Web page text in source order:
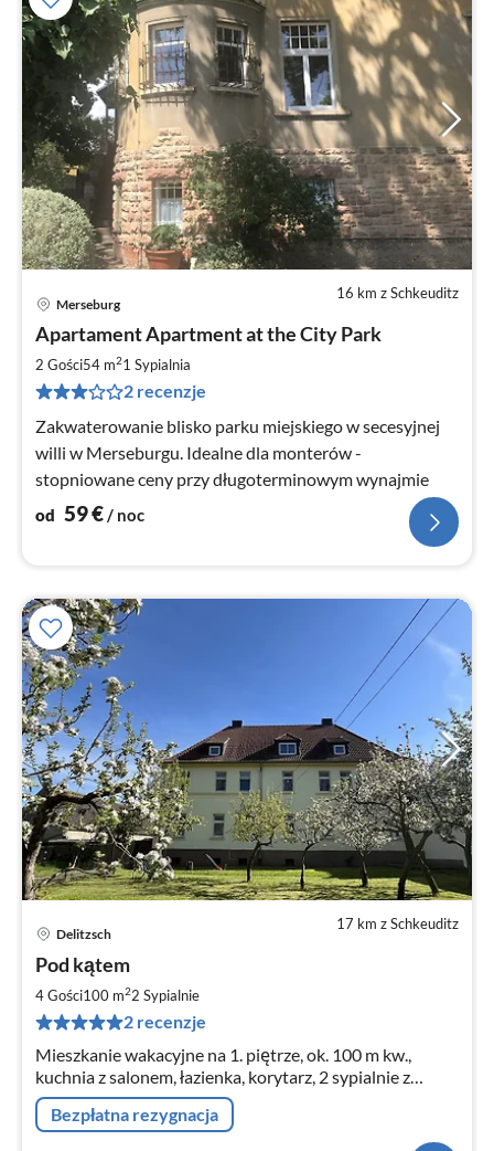
16 km z Schkeuditz
Merseburg
Apartament Apartment at the City Park
2 Gości54 m21 Sypialnia
2 recenzje
Zakwaterowanie blisko parku miejskiego w secesyjnej
willi w Merseburgu. Idealne dla monterów -
stopniowane ceny przy długoterminowym wynajmie
od 59€/ noc
17 km z Schkeuditz
Delitzsch
Pod kątem
4 Gości100 m22 Sypialnie
2 recenzje
Mieszkanie wakacyjne na 1. piętrze, ok. 100 m kw.,
kuchnia z salonem, łazienka, korytarz, 2 sypialnie z
miejscem dla 4 osób, możliwość dostawki, taras na
dziedzińcu z meblami ogrodowymi.
Bezpłatna rezygnacja